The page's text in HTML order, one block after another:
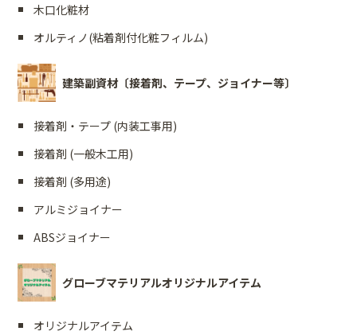
木口化粧材
オルティノ(粘着剤付化粧フィルム)
建築副資材〔接着剤、テープ、ジョイナー等〕
接着剤・テープ (内装工事用)
接着剤 (一般木工用)
接着剤 (多用途)
アルミジョイナー
ABSジョイナー
グローブマテリアルオリジナルアイテム
オリジナルアイテム